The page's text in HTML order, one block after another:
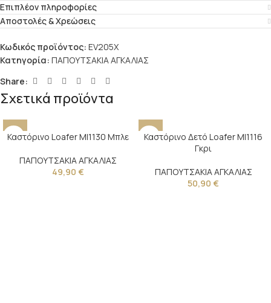
Επιπλέον πληροφορίες
Αποστολές & Χρεώσεις
Κωδικός προϊόντος: EV205X
Κατηγορία: ΠΑΠΟΥΤΣΑΚΙΑ ΑΓΚΑΛΙΑΣ
Share:
Σχετικά προϊόντα
Καστόρινο Loafer MI1130 Μπλε
ΠΑΠΟΥΤΣΑΚΙΑ ΑΓΚΑΛΙΑΣ
49,90 €
Καστόρινο Δετό Loafer MI1116
Γκρι
ΠΑΠΟΥΤΣΑΚΙΑ ΑΓΚΑΛΙΑΣ
50,90 €